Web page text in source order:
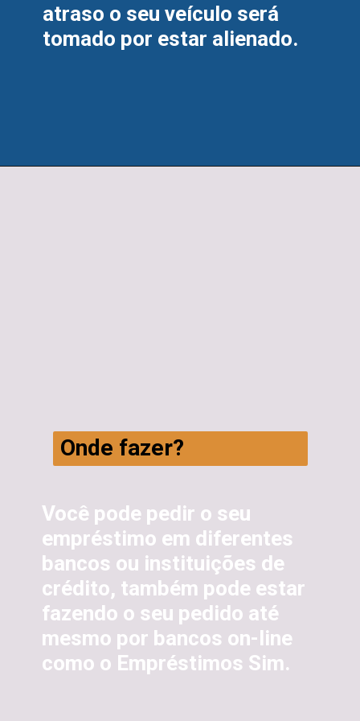
atraso o seu veículo será
tomado por estar alienado.
Onde fazer?
Você pode pedir o seu
empréstimo em diferentes
bancos ou instituições de
crédito, também pode estar
fazendo o seu pedido até
mesmo por bancos on-line
como o Empréstimos Sim.